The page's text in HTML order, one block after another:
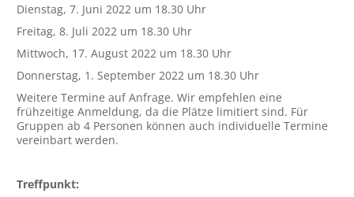
Dienstag, 7. Juni 2022 um 18.30 Uhr
Freitag, 8. Juli 2022 um 18.30 Uhr
Mittwoch, 17. August 2022 um 18.30 Uhr
Donnerstag, 1. September 2022 um 18.30 Uhr
Weitere Termine auf Anfrage. Wir empfehlen eine
frühzeitige Anmeldung, da die Plätze limitiert sind. Für
Gruppen ab 4 Personen können auch individuelle Termine
vereinbart werden.
Treffpunkt: